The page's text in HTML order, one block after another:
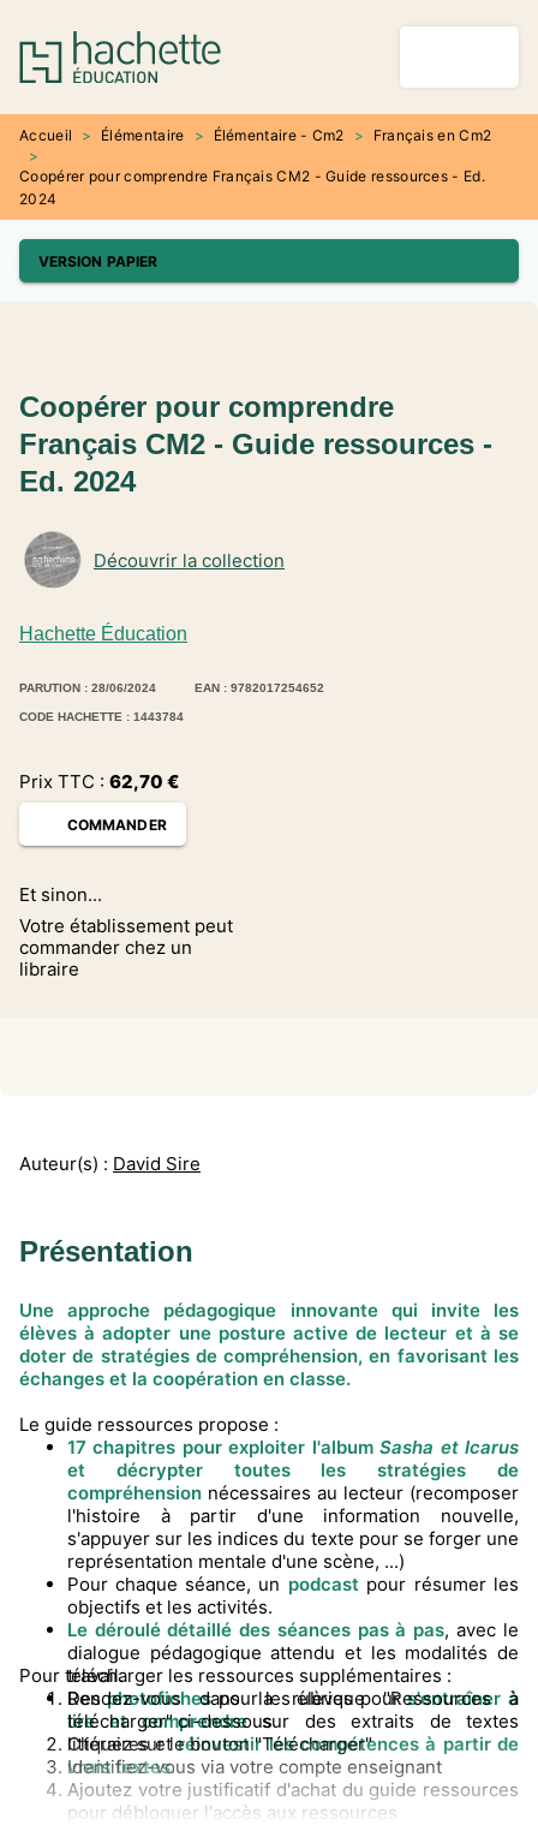
MENU RECHERCHE
PIED DE PAGE
Accueil > Élémentaire > Élémentaire - Cm2 >
Français en Cm2
>
Coopérer pour comprendre Français CM2 - Guide ressources - Ed.
2024
VERSION PAPIER
Hachette Éducation
Découvrir la collection
Coopérer pour comprendre
Français CM2 - Guide ressources -
Ed. 2024
PARUTION : 28/06/2024 EAN : 9782017254652
CODE HACHETTE : 1443784
Prix TTC : 62,70 €
COMMANDER
Et sinon...
Votre établissement peut
commander chez un
libraire
Auteur(s) : David Sire
Présentation
Une approche pédagogique innovante qui invite les
élèves à adopter une posture active de lecteur et à se
doter de stratégies de compréhension, en favorisant les
échanges et la coopération en classe.
Le guide ressources propose :
17 chapitres pour exploiter l'album Sasha et Icarus
et décrypter toutes les stratégies de
compréhension nécessaires au lecteur (recomposer
l'histoire à partir d'une information nouvelle,
s'appuyer sur les indices du texte pour se forger une
représentation mentale d'une scène, ...)
Pour chaque séance, un podcast pour résumer les
objectifs et les activités.
Le déroulé détaillé des séances pas à pas, avec le
dialogue pédagogique attendu et les modalités de
travail.
Desphotofichespour les élèves pours'entraîner à
lire et
comprendresur des extraits de textes
littéraires etréinvestir les compétences à partir de
vrais textes.
Pour télécharger les ressources supplémentaires :
Rendez-vous dans la rubrique "Ressources à
télécharger" ci-dessous
Cliquez sur le bouton "Télécharger"
Identifiez-vous via votre compte enseignant
Ajoutez votre justificatif d'achat du guide ressources
pour débloquer l'accès aux ressources